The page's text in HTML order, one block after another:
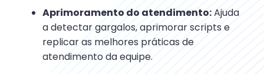
Aprimoramento do atendimento:Ajuda
a detectar gargalos, aprimorar scripts e
replicar as melhores práticas de
atendimento da equipe.